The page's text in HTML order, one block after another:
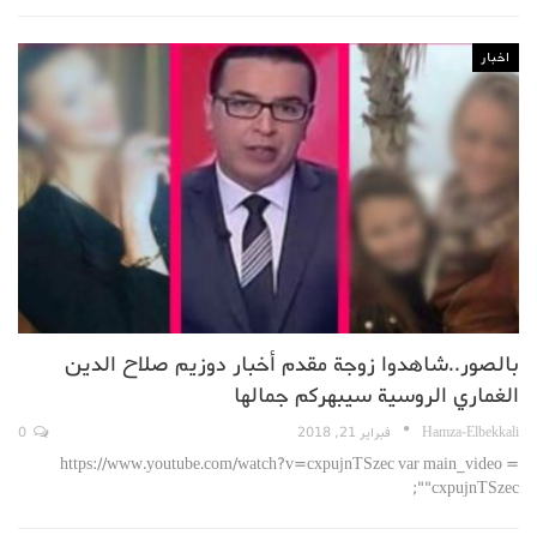
اخبار
بالصور..شاهدوا زوجة مقدم أخبار دوزيم صلاح الدين
الغماري الروسية سيبهركم جمالها
Hamza-Elbekkali فبراير 21, 2018
https://www.youtube.com/watch?v=cxpujnTSzec var main_video =
"cxpujnTSzec";